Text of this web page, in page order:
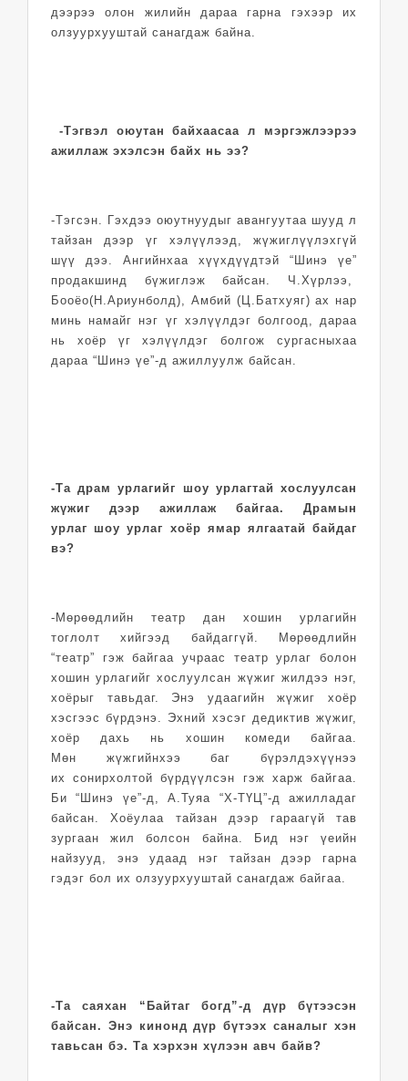
дээрээ олон жилийн дараа гарна гэхээр их
олзуурхууштай санагдаж байна.
-Тэгвэл оюутан байхаасаа л мэргэжлээрээ
ажиллаж эхэлсэн байх нь ээ?
-Тэгсэн. Гэхдээ оюутнуудыг авангуутаа шууд л
тайзан дээр үг хэлүүлээд, жүжиглүүлэхгүй
шүү дээ. Ангийнхаа хүүхдүүдтэй “Шинэ үе”
продакшинд бүжиглэж байсан. Ч.Хүрлээ,
Бооёо(Н.Ариунболд), Амбий (Ц.Батхуяг) ах нар
минь намайг нэг үг хэлүүлдэг болгоод, дараа
нь хоёр үг хэлүүлдэг болгож сургасныхаа
дараа “Шинэ үе”-д ажиллуулж байсан.
-Та драм урлагийг шоу урлагтай хослуулсан
жүжиг дээр ажиллаж байгаа. Драмын
урлаг шоу урлаг хоёр ямар ялгаатай байдаг
вэ?
-Мөрөөдлийн театр дан хошин урлагийн
тоглолт хийгээд байдаггүй. Мөрөөдлийн
“театр” гэж байгаа учраас театр урлаг болон
хошин урлагийг хослуулсан жүжиг жилдээ нэг,
хоёрыг тавьдаг. Энэ удаагийн жүжиг хоёр
хэсгээс бүрдэнэ. Эхний хэсэг дедиктив жүжиг,
хоёр дахь нь хошин комеди байгаа.
Мөн жүжгийнхээ баг бүрэлдэхүүнээ
их сонирхолтой бүрдүүлсэн гэж харж байгаа.
Би “Шинэ үе”-д, А.Туяа “X-ТҮЦ”-д ажилладаг
байсан. Хоёулаа тайзан дээр гараагүй тав
зургаан жил болсон байна. Бид нэг үеийн
найзууд, энэ удаад нэг тайзан дээр гарна
гэдэг бол их олзуурхууштай санагдаж байгаа.
-Та саяхан “Байтаг богд”-д дүр бүтээсэн
байсан. Энэ кинонд дүр бүтээх саналыг хэн
тавьсан бэ. Та хэрхэн хүлээн авч байв?